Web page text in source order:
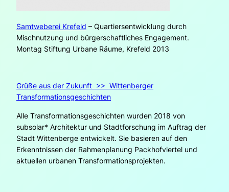
Samtweberei Krefeld – Quartiersentwicklung durch
Mischnutzung und bürgerschaftliches Engagement.
Montag Stiftung Urbane Räume, Krefeld 2013
Grüße aus der Zukunft >> Wittenberger
Transformationsgeschichten
Alle Transformationsgeschichten wurden 2018 von
subsolar* Architektur und Stadtforschung im Auftrag der
Stadt Wittenberge entwickelt. Sie basieren auf den
Erkenntnissen der Rahmenplanung Packhofviertel und
aktuellen urbanen Transformationsprojekten.